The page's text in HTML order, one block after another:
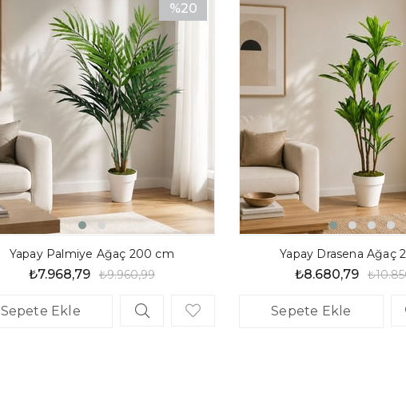
Yapay Palmiye Ağaç 200 cm
₺7.968,79 ₺9.960,99
%20
İndirim
%20İndirim
Sepete Ekle
Yapay Drasena Ağaç
₺8.680,79
Sepete Ekle